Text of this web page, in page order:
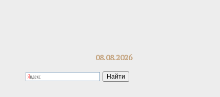
08.08.2026